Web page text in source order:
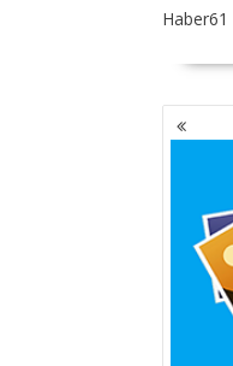
Haber61
YAZI